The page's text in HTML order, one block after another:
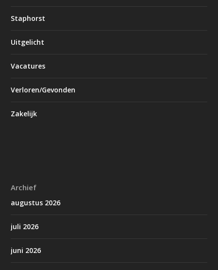
Staphorst
Uitgelicht
Vacatures
Verloren/Gevonden
Zakelijk
Archief
augustus 2026
juli 2026
juni 2026